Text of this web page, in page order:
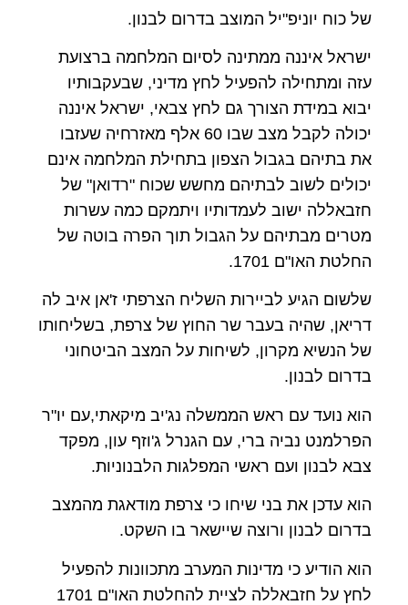
של כוח יוניפ"יל המוצב בדרום לבנון.
ישראל איננה ממתינה לסיום המלחמה ברצועת
עזה ומתחילה להפעיל לחץ מדיני, שבעקבותיו
יבוא במידת הצורך גם לחץ צבאי, ישראל איננה
יכולה לקבל מצב שבו 60 אלף מאזרחיה שעזבו
את בתיהם בגבול הצפון בתחילת המלחמה אינם
יכולים לשוב לבתיהם מחשש שכוח "רדואן" של
חזבאללה ישוב לעמדותיו ויתמקם כמה עשרות
מטרים מבתיהם על הגבול תוך הפרה בוטה של
החלטת האו"ם 1701.
שלשום הגיע לביירות השליח הצרפתי ז'אן איב לה
דריאן, שהיה בעבר שר החוץ של צרפת, בשליחותו
של הנשיא מקרון, לשיחות על המצב הביטחוני
בדרום לבנון.
הוא נועד עם ראש הממשלה נג'יב מיקאתי,עם יו"ר
הפרלמנט נביה ברי, עם הגנרל ג'וזף עון, מפקד
צבא לבנון ועם ראשי המפלגות הלבנוניות.
הוא עדכן את בני שיחו כי צרפת מודאגת מהמצב
בדרום לבנון ורוצה שיישאר בו השקט.
הוא הודיע כי מדינות המערב מתכוונות להפעיל
לחץ על חזבאללה לציית להחלטת האו"ם 1701